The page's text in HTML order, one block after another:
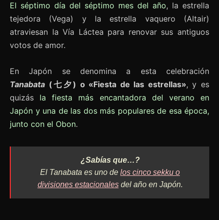
El séptimo día del séptimo mes del año, la estrella
tejedora (Vega) y la estrella vaquero (Altair)
atraviesan la Vía Láctea para renovar sus antiguos
votos de amor.
En Japón se denomina a esta celebración
Tanabata (七夕) o «Fiesta de las estrellas», y es
quizás la fiesta más encantadora del verano en
Japón y una de las dos más populares de esa época,
junto con el Obon.
¿Sabías que…?
El Tanabata es uno de los cinco sekku o
divisiones estacionalesdel año en Japón.